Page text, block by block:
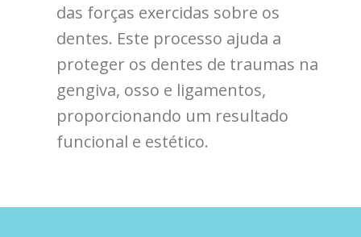
das forças exercidas sobre os
dentes. Este processo ajuda a
proteger os dentes de traumas na
gengiva, osso e ligamentos,
proporcionando um resultado
funcional e estético.